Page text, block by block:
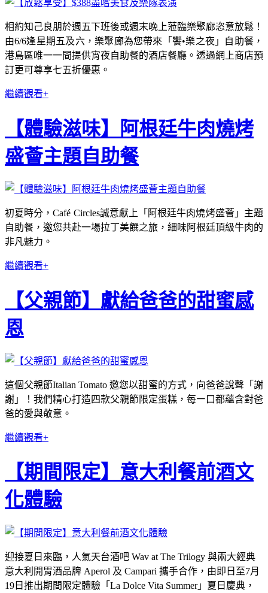
相約知己良朋於週五下班後或週末晚上蒞臨樂聚廊恣意放鬆！
由6/6逢星期五及六，樂聚廊為您帶來「饗•樂之夜」自助餐，
港島區唯一一間提供宵夜自助餐的酒店餐廳。透過網上商店預
訂更可尊享七五折優惠。
繼續觀看+
【體驗滋味】阿根廷牛肉燒烤
盛薈主題自助餐
初夏時分，Café Circles誠意獻上「阿根廷牛肉燒烤盛薈」主題
自助餐，邀您共赴一場拉丁美饌之旅，細味阿根廷頂級牛肉的
非凡魅力。
繼續觀看+
【父親節】獻給爸爸的甜蜜感
恩
這個父親節Italian Tomato 邀您以甜蜜的方式，向爸爸說聲「謝
謝」！我們精心打造四款父親節限定蛋糕，每㇐口都蘊含對爸
爸的愛與敬意。
繼續觀看+
【期間限定】意大利餐前酒文
化體驗
迎接夏日來臨，人氣天台酒吧 Wav at The Trilogy 與兩大經典
意大利開胃酒品牌 Aperol 及 Campari 攜手合作，由即日至7月
19日推出期間限定體驗「La Dolce Vita Summer」夏日慶典，